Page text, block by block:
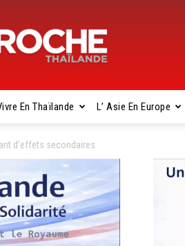
Gavroche
Thaïlande
En Thaïlande L’ Asie En Europe
d’effets secondaires